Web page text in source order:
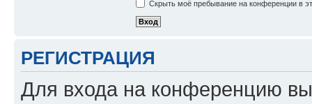
Скрыть моё пребывание на конференции в
РЕГИСТРАЦИЯ
Для входа на конференцию